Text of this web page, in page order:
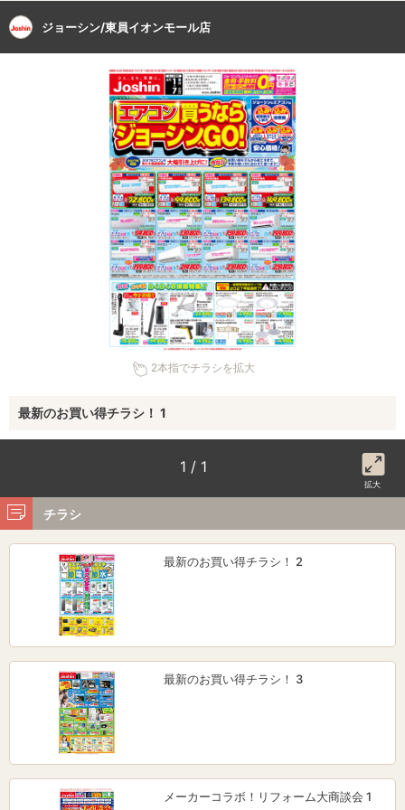
ジョーシン/東員イオンモール店
2本指でチラシを拡大
最新のお買い得チラシ！ 1
1 / 1
拡大
チラシ
最新のお買い得チラシ！ 2
最新のお買い得チラシ！ 3
メーカーコラボ！リフォーム大商談会 1